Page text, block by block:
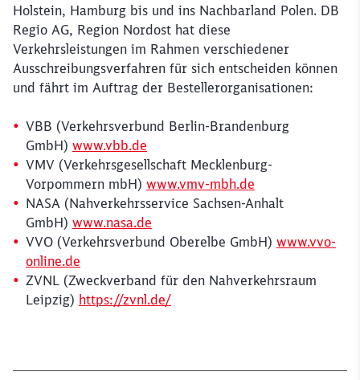
Holstein, Hamburg bis und ins Nachbarland Polen. DB
Regio AG, Region Nordost hat diese
Verkehrsleistungen im Rahmen verschiedener
Ausschreibungsverfahren für sich entscheiden können
und fährt im Auftrag der Bestellerorganisationen:
VBB (Verkehrsverbund Berlin-Brandenburg
GmbH) www.vbb.de
VMV (Verkehrsgesellschaft Mecklenburg-
Vorpommern mbH) www.vmv-mbh.de
NASA (Nahverkehrsservice Sachsen-Anhalt
GmbH) www.nasa.de
VVO (Verkehrsverbund Oberelbe GmbH) www.vvo-
online.de
ZVNL (Zweckverband für den Nahverkehrsraum
Leipzig) https://zvnl.de/